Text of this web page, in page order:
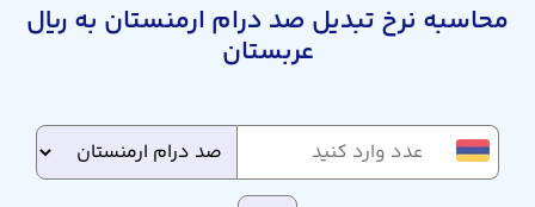
محاسبه نرخ تبدیل صد درام ارمنستان به ریال
عربستان